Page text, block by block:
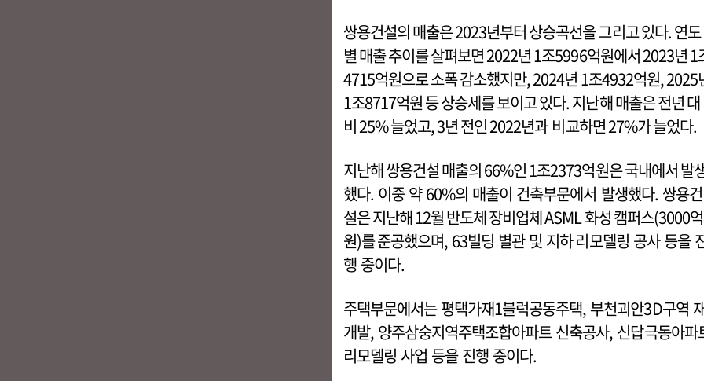
쌍용건설의 매출은 2023년부터 상승곡선을 그리고 있다. 연도
별 매출 추이를 살펴보면 2022년 1조5996억원에서 2023년 1
4715억원으로 소폭 감소했지만, 2024년 1조4932억원, 2025
1조8717억원 등 상승세를 보이고 있다. 지난해 매출은 전년 대
비 25% 늘었고, 3년 전인 2022년과 비교하면 27%가 늘었다.
지난해 쌍용건설 매출의 66%인 1조2373억원은 국내에서 발
했다. 이중 약 60%의 매출이 건축부문에서 발생했다. 쌍용건
설은 지난해 12월 반도체 장비업체 ASML 화성 캠퍼스(3000억
원)를 준공했으며, 63빌딩 별관 및 지하 리모델링 공사 등을
행 중이다.
주택부문에서는 평택가재1블럭공동주택, 부천괴안3D구역
개발, 양주삼숭지역주택조합아파트 신축공사, 신답극동아파
리모델링 사업 등을 진행 중이다.